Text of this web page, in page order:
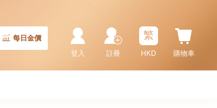
每日金價
購物車
繁
HKD
註冊
登入
0.21 GM (0.1CT)